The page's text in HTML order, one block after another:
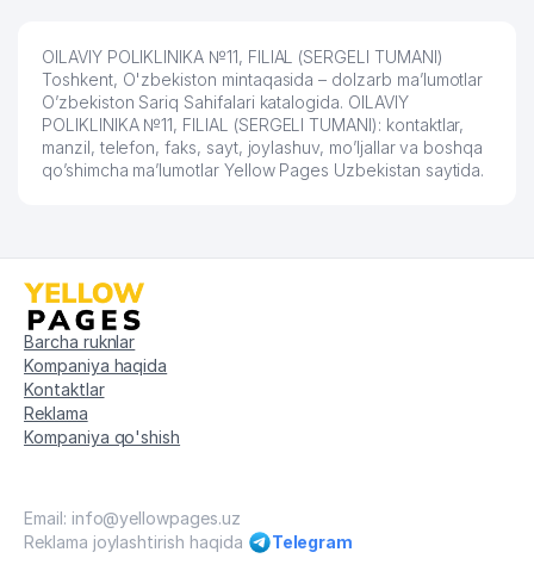
OILAVIY POLIKLINIKA №11, FILIAL (SERGELI TUMANI)
Toshkent, O'zbekiston mintaqasida – dolzarb ma’lumotlar
O’zbekiston Sariq Sahifalari katalogida. OILAVIY
POLIKLINIKA №11, FILIAL (SERGELI TUMANI): kontaktlar,
manzil, telefon, faks, sayt, joylashuv, mo’ljallar va boshqa
qo’shimcha ma’lumotlar Yellow Pages Uzbekistan saytida.
Barcha ruknlar
Kompaniya haqida
Kontaktlar
Reklama
Kompaniya qo'shish
Email: info@yellowpages.uz
Reklama joylashtirish haqida
Telegram